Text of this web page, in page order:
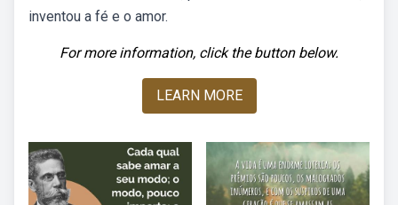
inventou a fé e o amor.
For more information, click the button below.
LEARN MORE